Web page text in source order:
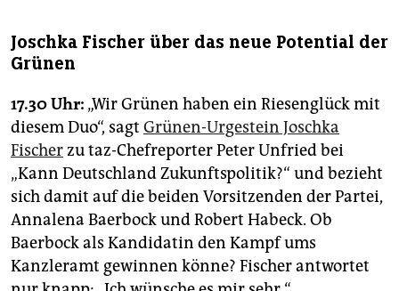
Joschka Fischer über das neue Potential der
Grünen
17.30 Uhr: „Wir Grünen haben ein Riesenglück mit
diesem Duo“, sagt Grünen-Urgestein Joschka
Fischerzu taz-Chefreporter Peter Unfried bei
„Kann Deutschland Zukunftspolitik?“ und bezieht
sich damit auf die beiden Vorsitzenden der Partei,
Annalena Baerbock und Robert Habeck. Ob
Baerbock als Kandidatin den Kampf ums
Kanzleramt gewinnen könne? Fischer antwortet